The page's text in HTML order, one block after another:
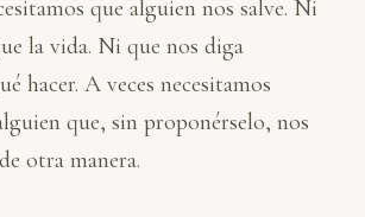
que alguien nos salve. Ni
la vida. Ni que nos diga
hacer. A veces necesitamos
que, sin proponérselo, nos
otra manera.